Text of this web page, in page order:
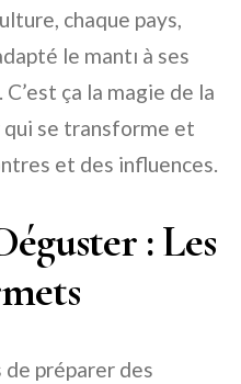
chaque pays,
le mantı à ses
ça la magie de la
qui se transforme et
et des influences.
: Les
de préparer des